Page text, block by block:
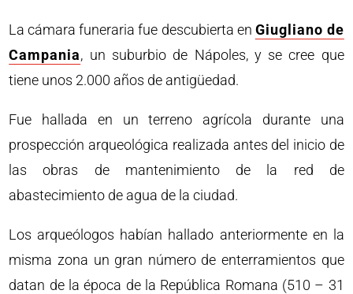
La cámara funeraria fue descubierta en Giugliano de
Campania, un suburbio de Nápoles, y se cree que
tiene unos 2.000 años de antigüedad.
Fue hallada en un terreno agrícola durante una
prospección arqueológica realizada antes del inicio de
las obras de mantenimiento de la red de
abastecimiento de agua de la ciudad.
Los arqueólogos habían hallado anteriormente en la
misma zona un gran número de enterramientos que
datan de la época de la República Romana (510 – 31